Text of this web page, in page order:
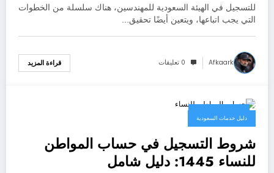
للتسجيل في الهيئة السعودية للمهندسين، هناك سلسلة من الخطوات
التي يجب اتباعها، ويتعين أيضًا تحقيق…
Afkaark 0 تعليقات قراءة المزيد
4 سبتمبر، 2023
دليل خدمات السعودية
شروط التسجيل في حساب المواطن
للنساء 1445: دليل شامل